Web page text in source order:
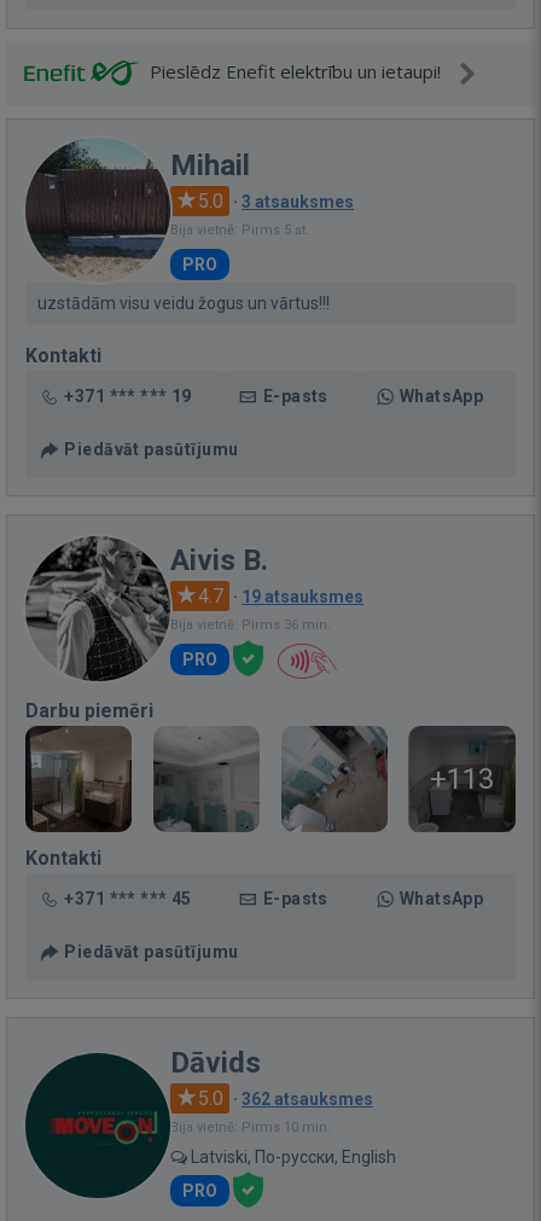
Pieslēdz Enefit elektrību un ietaupi!
Mihail
5.0 · 3 atsauksmes
Bija vietnē: Pirms 5 st.
PRO
uzstādām visu veidu žogus un vārtus!!!
Kontakti
+371 *** *** 19 E-pasts WhatsApp
Piedāvāt pasūtījumu
Aivis B.
4.7 · 19 atsauksmes
Bija vietnē: Pirms 36 min.
PRO
Darbu piemēri
+113
Kontakti
+371 *** *** 45 E-pasts WhatsApp
Piedāvāt pasūtījumu
Dāvids
5.0 · 362 atsauksmes
Bija vietnē: Pirms 10 min.
Latviski, По-русски, English
PRO